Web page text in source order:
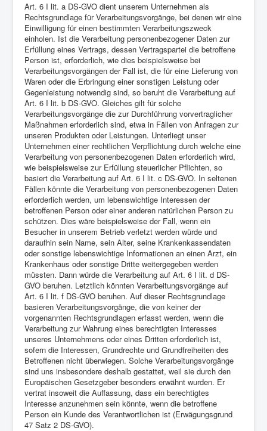
Art. 6 I lit. a DS-GVO dient unserem Unternehmen als
Rechtsgrundlage für Verarbeitungsvorgänge, bei denen wir eine
Einwilligung für einen bestimmten Verarbeitungszweck
einholen. Ist die Verarbeitung personenbezogener Daten zur
Erfüllung eines Vertrags, dessen Vertragspartei die betroffene
Person ist, erforderlich, wie dies beispielsweise bei
Verarbeitungsvorgängen der Fall ist, die für eine Lieferung von
Waren oder die Erbringung einer sonstigen Leistung oder
Gegenleistung notwendig sind, so beruht die Verarbeitung auf
Art. 6 I lit. b DS-GVO. Gleiches gilt für solche
Verarbeitungsvorgänge die zur Durchführung vorvertraglicher
Maßnahmen erforderlich sind, etwa in Fällen von Anfragen zur
unseren Produkten oder Leistungen. Unterliegt unser
Unternehmen einer rechtlichen Verpflichtung durch welche eine
Verarbeitung von personenbezogenen Daten erforderlich wird,
wie beispielsweise zur Erfüllung steuerlicher Pflichten, so
basiert die Verarbeitung auf Art. 6 I lit. c DS-GVO. In seltenen
Fällen könnte die Verarbeitung von personenbezogenen Daten
erforderlich werden, um lebenswichtige Interessen der
betroffenen Person oder einer anderen natürlichen Person zu
schützen. Dies wäre beispielsweise der Fall, wenn ein
Besucher in unserem Betrieb verletzt werden würde und
daraufhin sein Name, sein Alter, seine Krankenkassendaten
oder sonstige lebenswichtige Informationen an einen Arzt, ein
Krankenhaus oder sonstige Dritte weitergegeben werden
müssten. Dann würde die Verarbeitung auf Art. 6 I lit. d DS-
GVO beruhen. Letztlich könnten Verarbeitungsvorgänge auf
Art. 6 I lit. f DS-GVO beruhen. Auf dieser Rechtsgrundlage
basieren Verarbeitungsvorgänge, die von keiner der
vorgenannten Rechtsgrundlagen erfasst werden, wenn die
Verarbeitung zur Wahrung eines berechtigten Interesses
unseres Unternehmens oder eines Dritten erforderlich ist,
sofern die Interessen, Grundrechte und Grundfreiheiten des
Betroffenen nicht überwiegen. Solche Verarbeitungsvorgänge
sind uns insbesondere deshalb gestattet, weil sie durch den
Europäischen Gesetzgeber besonders erwähnt wurden. Er
vertrat insoweit die Auffassung, dass ein berechtigtes
Interesse anzunehmen sein könnte, wenn die betroffene
Person ein Kunde des Verantwortlichen ist (Erwägungsgrund
47 Satz 2 DS-GVO).